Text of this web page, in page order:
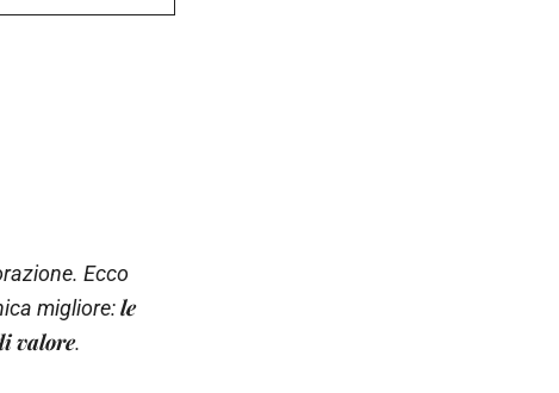
Ecco
migliore: le
valore.